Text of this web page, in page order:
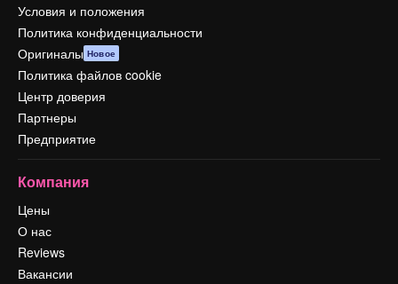
Условия и положения
Политика конфиденциальности
Оригиналы Новое
Политика файлов cookie
Центр доверия
Партнеры
Предприятие
Компания
Цены
О нас
Reviews
Вакансии